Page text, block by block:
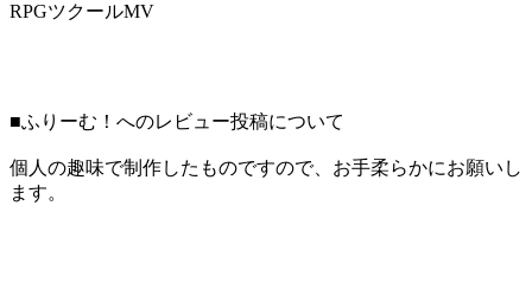
RPGツクールMV
■ふりーむ！へのレビュー投稿について
個人の趣味で制作したものですので、お手柔らかにお願いし
ます。